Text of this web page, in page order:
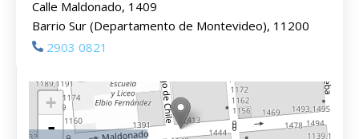
Calle Maldonado, 1409
Barrio Sur (Departamento de Montevideo), 11200
2903 0821
+
-